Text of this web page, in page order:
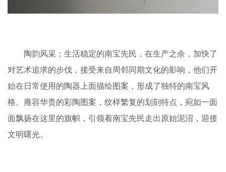
陶韵风采；生活稳定的南宝先民，在生产之余，加快了
对艺术追求的步伐，接受来自周邻同期文化的影响，他们开
始在日常使用的陶器上面描绘图案，形成了独特的南宝风
格。雍容华贵的彩陶图案，纹样繁复的划刻特点，宛如一面
面飘扬在这里的旗帜，引领着南宝先民走出原始泥沼，迎接
文明曙光。